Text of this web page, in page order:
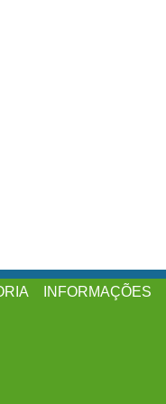
INFORMAÇÕES